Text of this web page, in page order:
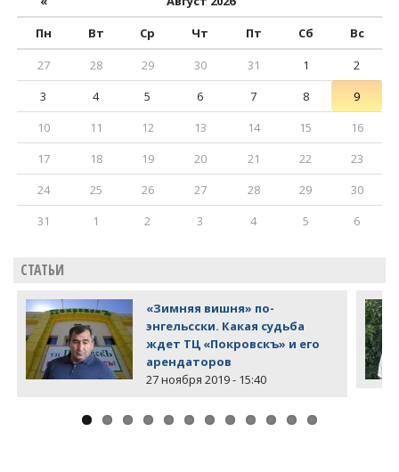
Пн
Вт Ср Чт Пт Сб
Вс
27
28 29 30 31 1
2
3
4 5 6 7 8
9
10
11 12 13 14 15
16
17
18 19 20 21 22
23
24
25 26 27 28 29
30
31
1 2 3 4 5 6
СТАТЬИ
«Зимняя вишня» по-
энгельсски. Какая судьба
ждет ТЦ «Покровскъ» и его
арендаторов
27 ноября 2019 - 15:40